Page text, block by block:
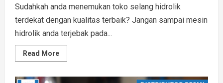
Sudahkah anda menemukan toko selang hidrolik
terdekat dengan kualitas terbaik? Jangan sampai mesin
hidrolik anda terjebak pada...
Read MoreRead
more